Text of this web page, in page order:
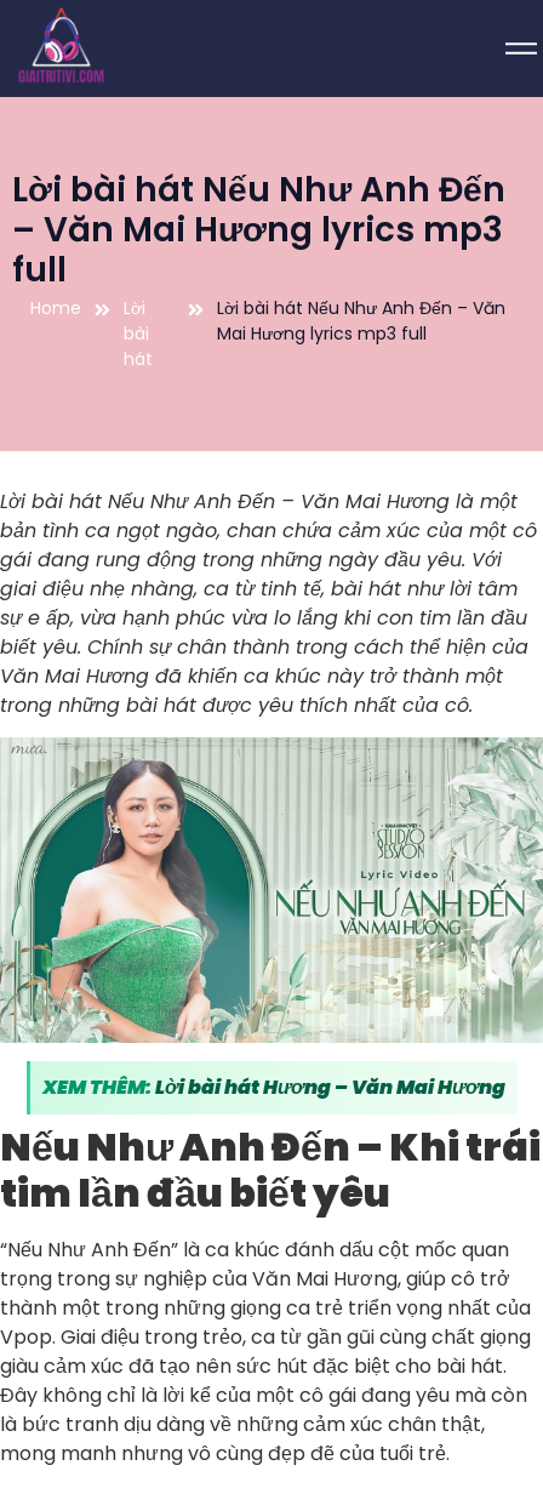
Lời bài hát Nếu Như Anh Đến
– Văn Mai Hương lyrics mp3
full
Home
Lời
bài
hát
Lời bài hát Nếu Như Anh Đến – Văn
Mai Hương lyrics mp3 full
Lời bài hát Nếu Như Anh Đến – Văn Mai Hương là một
bản tình ca ngọt ngào, chan chứa cảm xúc của một cô
gái đang rung động trong những ngày đầu yêu. Với
giai điệu nhẹ nhàng, ca từ tinh tế, bài hát như lời tâm
sự e ấp, vừa hạnh phúc vừa lo lắng khi con tim lần đầu
biết yêu. Chính sự chân thành trong cách thể hiện của
Văn Mai Hương đã khiến ca khúc này trở thành một
trong những bài hát được yêu thích nhất của cô.
XEM THÊM:Lời bài hát Hương – Văn Mai Hương
Nếu Như Anh Đến – Khi trái
tim lần đầu biết yêu
“Nếu Như Anh Đến” là ca khúc đánh dấu cột mốc quan
trọng trong sự nghiệp của Văn Mai Hương, giúp cô trở
thành một trong những giọng ca trẻ triển vọng nhất của
Vpop. Giai điệu trong trẻo, ca từ gần gũi cùng chất giọng
giàu cảm xúc đã tạo nên sức hút đặc biệt cho bài hát.
Đây không chỉ là lời kể của một cô gái đang yêu mà còn
là bức tranh dịu dàng về những cảm xúc chân thật,
mong manh nhưng vô cùng đẹp đẽ của tuổi trẻ.